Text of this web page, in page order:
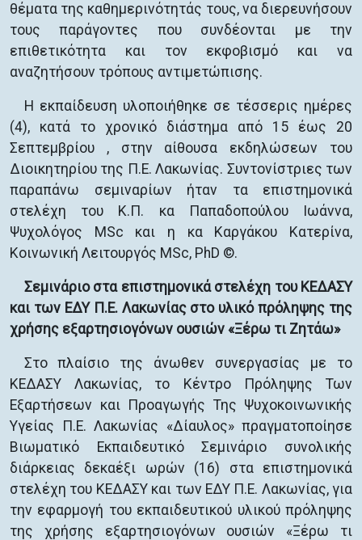
θέματα της καθημερινότητάς τους, να διερευνήσουν
τους παράγοντες που συνδέονται με την
επιθετικότητα και τον εκφοβισμό και να
αναζητήσουν τρόπους αντιμετώπισης.
Η εκπαίδευση υλοποιήθηκε σε τέσσερις ημέρες
(4), κατά το χρονικό διάστημα από 15 έως 20
Σεπτεμβρίου , στην αίθουσα εκδηλώσεων του
Διοικητηρίου της Π.Ε. Λακωνίας. Συντονίστριες των
παραπάνω σεμιναρίων ήταν τα επιστημονικά
στελέχη του Κ.Π. κα Παπαδοπούλου Ιωάννα,
Ψυχολόγος MSc και η κα Καργάκου Κατερίνα,
Κοινωνική Λειτουργός MSc, PhD ©.
Σεμινάριο στα επιστημονικά στελέχη του ΚΕΔΑΣΥ
και των ΕΔΥ Π.Ε. Λακωνίας στο υλικό πρόληψης της
χρήσης εξαρτησιογόνων ουσιών «Ξέρω τι Ζητάω»
Στο πλαίσιο της άνωθεν συνεργασίας με το
ΚΕΔΑΣΥ Λακωνίας, το Κέντρο Πρόληψης Των
Εξαρτήσεων και Προαγωγής Της Ψυχοκοινωνικής
Υγείας Π.Ε. Λακωνίας «Δίαυλος» πραγματοποίησε
Βιωματικό Εκπαιδευτικό Σεμινάριο συνολικής
διάρκειας δεκαέξι ωρών (16) στα επιστημονικά
στελέχη του ΚΕΔΑΣΥ και των ΕΔΥ Π.Ε. Λακωνίας, για
την εφαρμογή του εκπαιδευτικού υλικού πρόληψης
της χρήσης εξαρτησιογόνων ουσιών «Ξέρω τι